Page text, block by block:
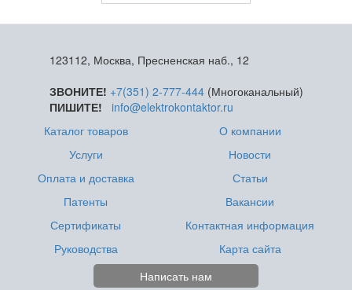
123112, Москва, Пресненская наб., 12
ЗВОНИТЕ! +7(351) 2-777-444(Многоканальный)
ПИШИТЕ!
info@elektrokontaktor.ru
Каталог товаров
Услуги
Оплата и доставка
Патенты
Сертификаты
Руководства
О компании
Новости
Статьи
Вакансии
Контактная информация
Карта сайта
Написать нам